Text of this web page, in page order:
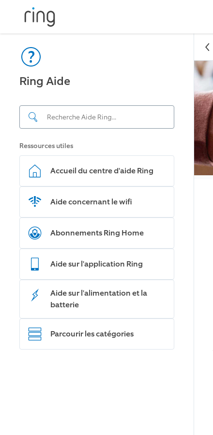
Ring Aide
Ressources utiles
Accueil du centre d'aide Ring
Aide concernant le wifi
Abonnements Ring Home
Aide sur l'application Ring
Aide sur l'alimentation et la
batterie
Parcourir les catégories